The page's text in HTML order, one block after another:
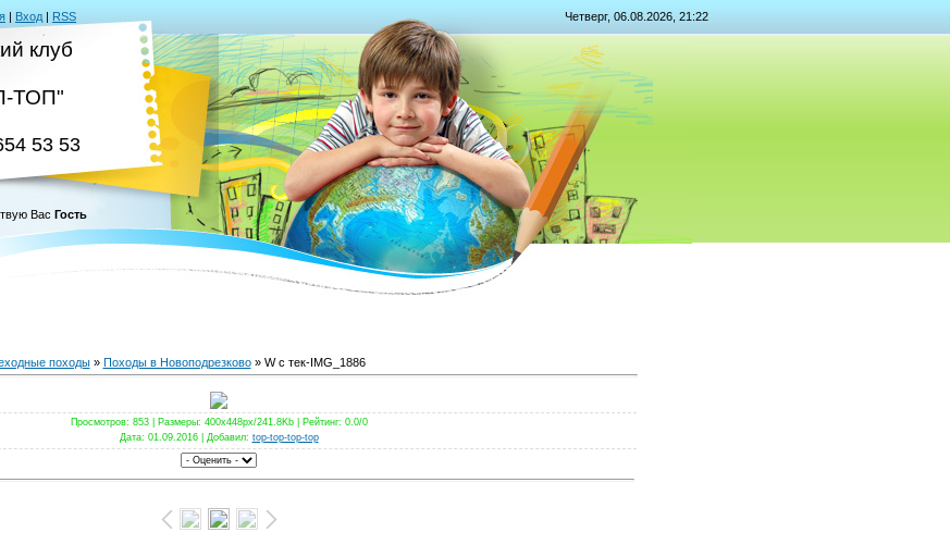
| Вход | RSS Четверг, 06.08.2026, 21:22
клуб
ТОП"
53 53
Вас Гость
походы» Походы в Новоподрезково» W с тек-IMG_1886
Просмотров: 853 | Размеры: 400x448px/241.8Kb | Рейтинг: 0.0/0
Дата: 01.09.2016 | Добавил: top-top-top-top